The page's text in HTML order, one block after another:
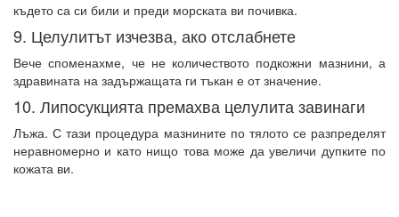
където са си били и преди морската ви почивка.
9. Целулитът изчезва, ако отслабнете
Вече споменахме, че не количеството подкожни мазнини, а
здравината на задържащата ги тъкан е от значение.
10. Липосукцията премахва целулита завинаги
Лъжа. С тази процедура мазнините по тялото се разпределят
неравномерно и като нищо това може да увеличи дупките по
кожата ви.